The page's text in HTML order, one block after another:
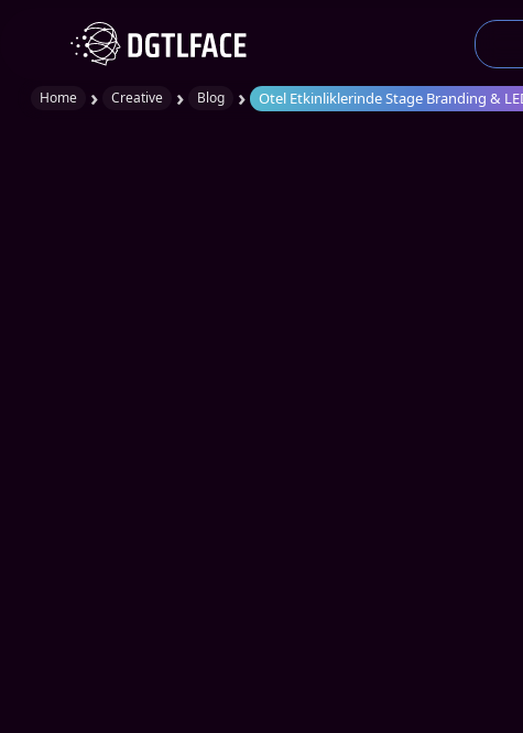
Home › Creative › Blog › Otel Etkinliklerinde Stage Branding &